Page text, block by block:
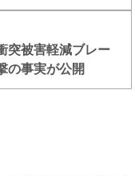
突被害軽減ブレー
の事実が公開